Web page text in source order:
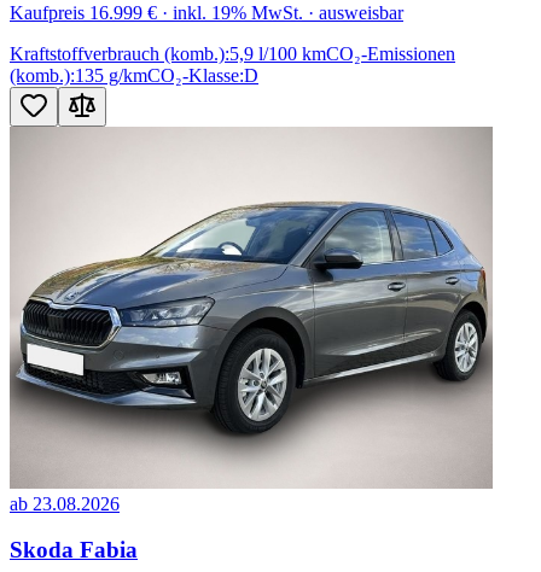
Kaufpreis 16.999 € · inkl. 19% MwSt. · ausweisbar
Kraftstoffverbrauch (komb.):5,9 l/100 kmCO₂-Emissionen
(komb.):135 g/kmCO₂-Klasse:D
ab 23.08.2026
Skoda Fabia